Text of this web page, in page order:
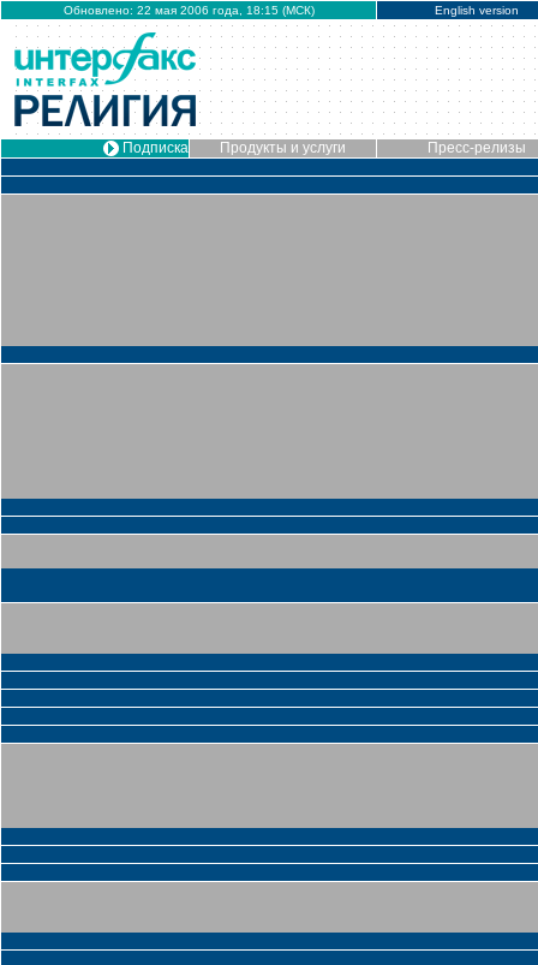
Обновлено: 22 мая 2006 года, 18:15 (МСК) English version
Подписка Продукты и услуги Пресс-релизы